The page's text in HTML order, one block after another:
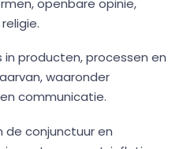
openbare opinie,
in producten, processen en
waaronder
communicatie.
de conjunctuur en